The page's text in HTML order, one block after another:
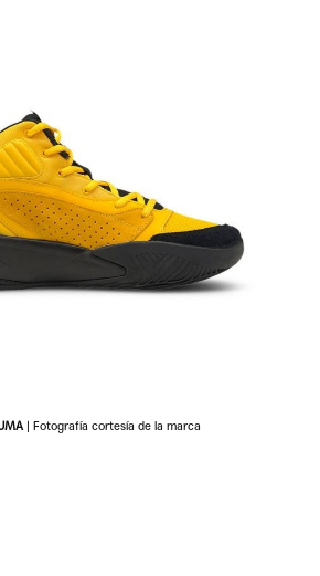
| Fotografía cortesía de la marca